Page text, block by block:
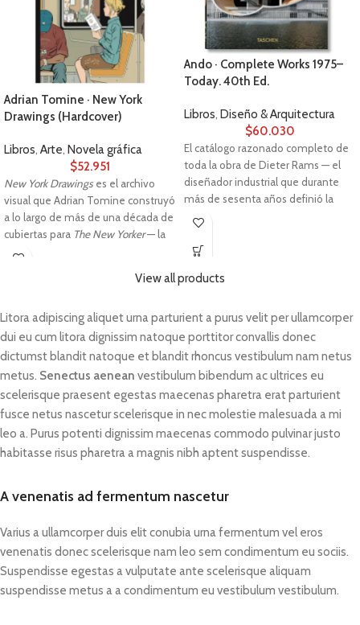
Adrian Tomine · New York
Drawings (Hardcover)
Libros, Arte, Novela gráfica
$52.951
New York Drawings es el archivo
visual que Adrian Tomine construyó
a lo largo de más de una década de
cubiertas para The New Yorker— la
revista que desde 1925 ha definido
norteamericana — y es también,
ciudad que lo adoptó cuando se
mudó de California a Brooklyn a
principios de los años dos mil.
Tomine dibuja Nueva York con la
misma atención a la soledad
urbana que definen su trabajo en
cómic: las escenas de metro, las
ventanas iluminadas en invierno,
cotidianos de una ciudad que
paralelas que nunca se tocan. El
libro reúne las cubiertas publicadas
junto a sketches preparatorios y
material inédito, y el conjunto
Ando · Complete Works 1975–
Today. 40th Ed.
Libros, Diseño & Arquitectura
$60.030
El catálogo razonado completo de
toda la obra de Dieter Rams — el
diseñador industrial que durante
más de sesenta años definió la
apariencia, la función y la filosofía
de los objetos cotidianos a través
de Braun y Vitsœ. 300 ilustraciones
cronológicamente, con descripción
Como dijo elNew York Times: "Si en
los últimos 60 años usaste una
afeitadora eléctrica, secaste tu
cabello o encendiste un cigarrillo, le
debés algo a Dieter Rams." El libro
de referencia definitivo sobre el
hombre detrás de los diez
principios del buen diseño.
View all products
Litora adipiscing aliquet urna parturient a purus velit per ullamcorper
dui eu cum litora dignissim natoque porttitor convallis donec
dictumst blandit natoque et blandit rhoncus vestibulum nam netus
metus. Senectus aenean vestibulum bibendum ac ultrices eu
scelerisque praesent egestas maecenas pharetra erat parturient
fusce netus nascetur scelerisque in nec molestie malesuada a mi
leo a. Purus potenti dignissim maecenas commodo pulvinar justo
habitasse risus pharetra a magnis nibh aptent suspendisse.
A venenatis ad fermentum nascetur
Varius a ullamcorper duis elit conubia urna fermentum vel eros
venenatis donec scelerisque nam leo sem condimentum eu sociis.
Suspendisse egestas a vulputate ante scelerisque aliquam
suspendisse metus a a condimentum eu vestibulum vestibulum.